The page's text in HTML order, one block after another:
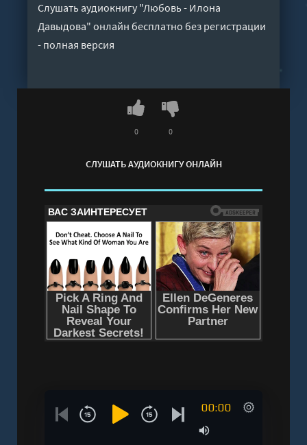
Слушать аудиокнигу "Любовь - Илона
Давыдова" онлайн бесплатно без регистрации
- полная версия
СЛУШАТЬ АУДИОКНИГУ ОНЛАЙН
0 0
00:00